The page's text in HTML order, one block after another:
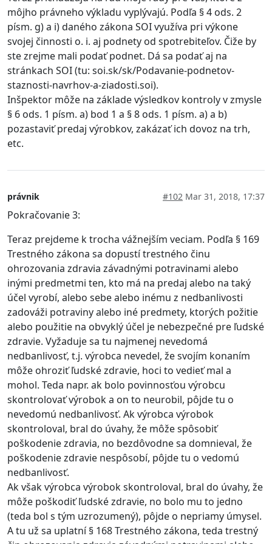
môjho právneho výkladu vyplývajú. Podľa § 4 ods. 2
písm. g) a i) daného zákona SOI využíva pri výkone
svojej činnosti o. i. aj podnety od spotrebiteľov. Čiže by
ste zrejme mali podať podnet. Dá sa podať aj na
stránkach SOI (tu: soi.sk/sk/Podavanie-podnetov-
staznosti-navrhov-a-ziadosti.soi).
Inšpektor môže na základe výsledkov kontroly v zmysle
§ 6 ods. 1 písm. a) bod 1 a § 8 ods. 1 písm. a) a b)
pozastaviť predaj výrobkov, zakázať ich dovoz na trh,
etc.
právnik #102 Mar 31, 2018, 17:37
Pokračovanie 3:
Teraz prejdeme k trocha vážnejším veciam. Podľa § 169
Trestného zákona sa dopustí trestného činu
ohrozovania zdravia závadnými potravinami alebo
inými predmetmi ten, kto má na predaj alebo na taký
účel vyrobí, alebo sebe alebo inému z nedbanlivosti
zadováži potraviny alebo iné predmety, ktorých požitie
alebo použitie na obvyklý účel je nebezpečné pre ľudské
zdravie. Vyžaduje sa tu najmenej nevedomá
nedbanlivosť, t.j. výrobca nevedel, že svojím konaním
môže ohroziť ľudské zdravie, hoci to vedieť mal a
mohol. Teda napr. ak bolo povinnosťou výrobcu
skontrolovať výrobok a on to neurobil, pôjde tu o
nevedomú nedbanlivosť. Ak výrobca výrobok
skontroloval, bral do úvahy, že môže spôsobiť
poškodenie zdravia, no bezdôvodne sa domnieval, že
poškodenie zdravie nespôsobí, pôjde tu o vedomú
nedbanlivosť.
Ak však výrobca výrobok skontroloval, bral do úvahy, že
môže poškodiť ľudské zdravie, no bolo mu to jedno
(teda bol s tým uzrozumený), pôjde o nepriamy úmysel.
A tu už sa uplatní § 168 Trestného zákona, teda trestný